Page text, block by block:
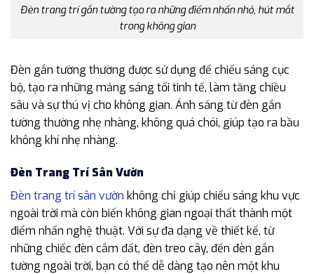
Đèn trang trí gắn tường tạo ra những điểm nhấn nhỏ, hút mắt
trong không gian
Đèn gắn tường thường được sử dụng để chiếu sáng cục
bộ, tạo ra những mảng sáng tối tinh tế, làm tăng chiều
sâu và sự thú vị cho không gian. Ánh sáng từ đèn gắn
tường thường nhẹ nhàng, không quá chói, giúp tạo ra bầu
không khí nhẹ nhàng.
Đèn Trang Trí Sân Vườn
Đèn trang trí sân vườn không chỉ giúp chiếu sáng khu vực
ngoài trời mà còn biến không gian ngoại thất thành một
điểm nhấn nghệ thuật. Với sự đa dạng về thiết kế, từ
những chiếc đèn cắm đất, đèn treo cây, đến đèn gắn
tường ngoài trời, bạn có thể dễ dàng tạo nên một khu